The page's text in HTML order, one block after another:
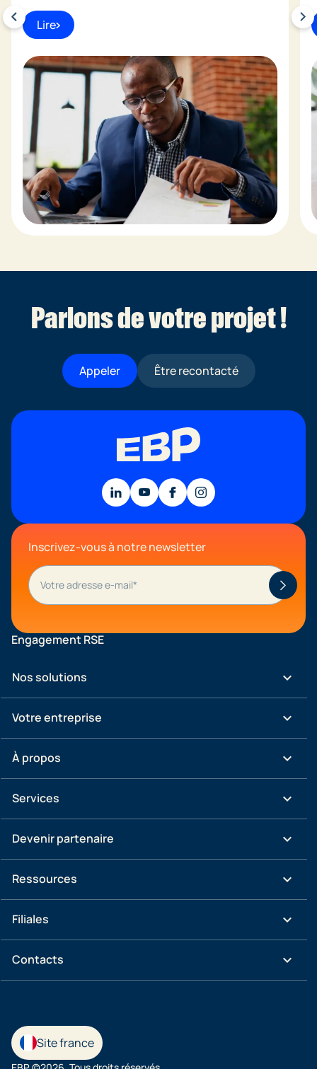
Lire
Parlons de votre projet !
Appeler Être recontacté
Inscrivez-vous à notre newsletter
Engagement RSE
Nos solutions keyboard_arrow_down
Votre entreprise keyboard_arrow_down
À propos keyboard_arrow_down
Services keyboard_arrow_down
Devenir partenaire keyboard_arrow_down
Ressources keyboard_arrow_down
Filiales keyboard_arrow_down
Contacts keyboard_arrow_down
Site france